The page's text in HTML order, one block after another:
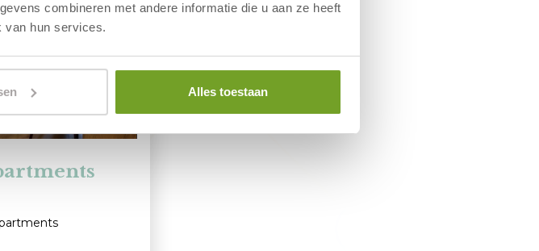
combineren met andere informatie die u aan ze heeft
van hun services.
Alles toestaan